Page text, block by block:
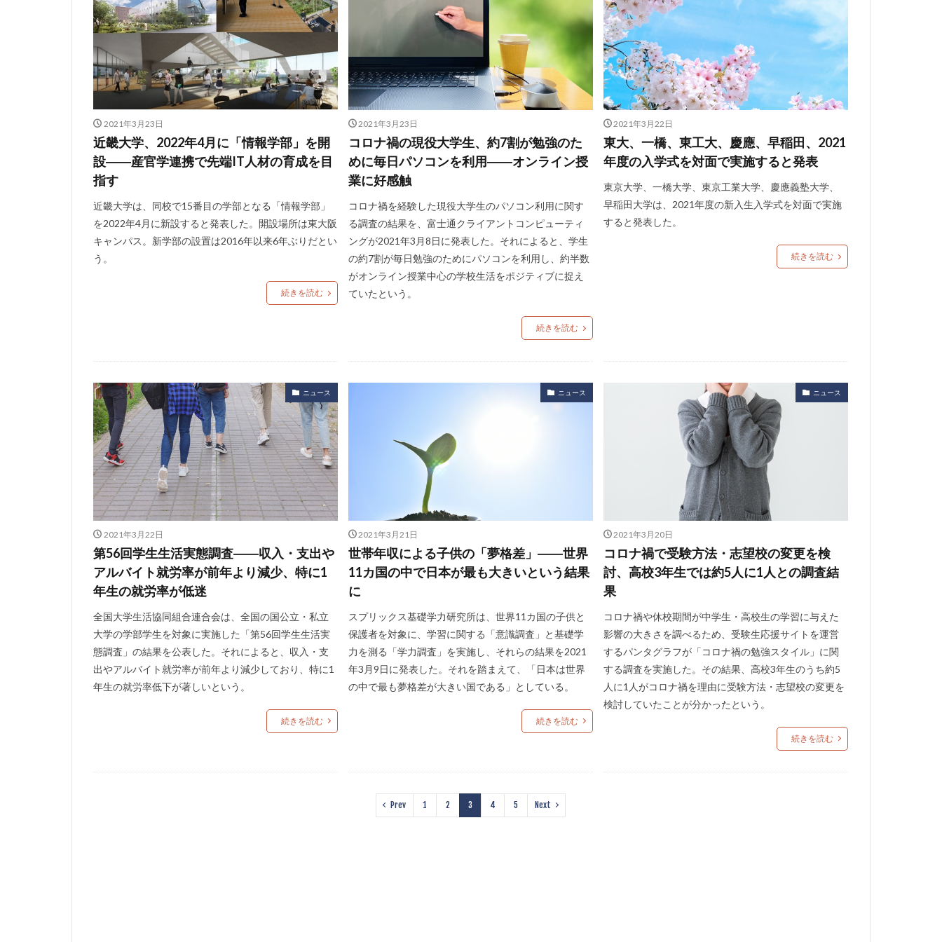
2021年3月23日
近畿大学、2022年4月に「情報学部」を開
設――産官学連携で先端IT人材の育成を目
指す
近畿大学は、同校で15番目の学部となる「情報学部」
を2022年4月に新設すると発表した。開設場所は東大阪
キャンパス。新学部の設置は2016年以来6年ぶりだとい
う。
続きを読む
2021年3月23日
コロナ禍の現役大学生、約7割が勉強のた
めに毎日パソコンを利用――オンライン授
業に好感触
コロナ禍を経験した現役大学生のパソコン利用に関す
る調査の結果を、富士通クライアントコンピューティ
ングが2021年3月8日に発表した。それによると、学生
の約7割が毎日勉強のためにパソコンを利用し、約半数
がオンライン授業中心の学校生活をポジティブに捉え
ていたという。
続きを読む
2021年3月22日
東大、一橋、東工大、慶應、早稲田、2021
年度の入学式を対面で実施すると発表
東京大学、一橋大学、東京工業大学、慶應義塾大学、
早稲田大学は、2021年度の新入生入学式を対面で実施
すると発表した。
続きを読む
ニュース
2021年3月22日
第56回学生生活実態調査――収入・支出や
アルバイト就労率が前年より減少、特に1
年生の就労率が低迷
全国大学生活協同組合連合会は、全国の国公立・私立
大学の学部学生を対象に実施した「第56回学生生活実
態調査」の結果を公表した。それによると、収入・支
出やアルバイト就労率が前年より減少しており、特に1
年生の就労率低下が著しいという。
続きを読む
ニュース
2021年3月21日
世帯年収による子供の「夢格差」――世界
11カ国の中で日本が最も大きいという結果
に
スプリックス基礎学力研究所は、世界11カ国の子供と
保護者を対象に、学習に関する「意識調査」と基礎学
力を測る「学力調査」を実施し、それらの結果を2021
年3月9日に発表した。それを踏まえて、「日本は世界
の中で最も夢格差が大きい国である」としている。
続きを読む
ニュース
2021年3月20日
コロナ禍で受験方法・志望校の変更を検
討、高校3年生では約5人に1人との調査結
果
コロナ禍や休校期間が中学生・高校生の学習に与えた
影響の大きさを調べるため、受験生応援サイトを運営
するパンタグラフが「コロナ禍の勉強スタイル」に関
する調査を実施した。その結果、高校3年生のうち約5
人に1人がコロナ禍を理由に受験方法・志望校の変更を
検討していたことが分かったという。
続きを読む
Prev 1 2 3 4 5 Next